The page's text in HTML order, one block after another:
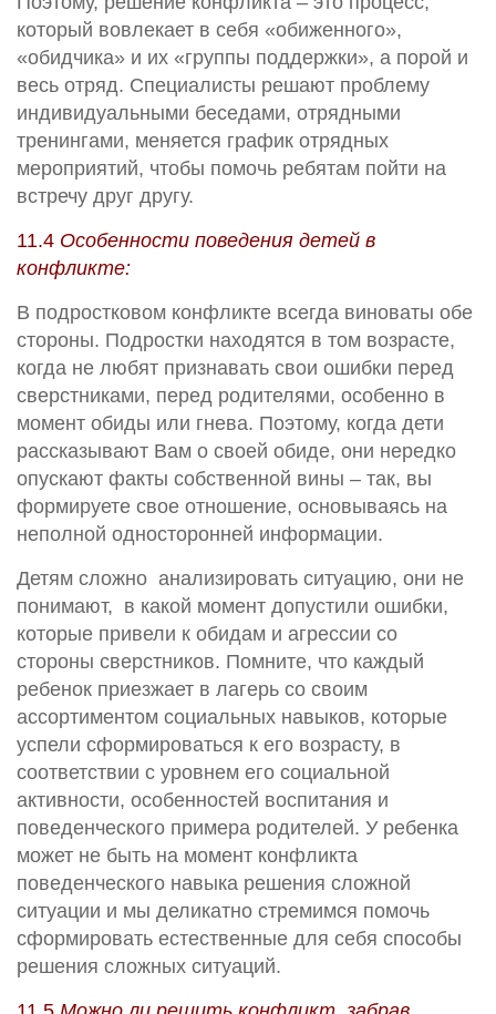
который вовлекает в себя «обиженного»,
«обидчика» и их «группы поддержки», а порой и
весь отряд. Специалисты решают проблему
индивидуальными беседами, отрядными
тренингами, меняется график отрядных
мероприятий, чтобы помочь ребятам пойти на
встречу друг другу.
11.4 Особенности поведения детей в
конфликте:
В подростковом конфликте всегда виноваты обе
стороны. Подростки находятся в том возрасте,
когда не любят признавать свои ошибки перед
сверстниками, перед родителями, особенно в
момент обиды или гнева. Поэтому, когда дети
рассказывают Вам о своей обиде, они нередко
опускают факты собственной вины – так, вы
формируете свое отношение, основываясь на
неполной односторонней информации.
Детям сложно анализировать ситуацию, они не
понимают, в какой момент допустили ошибки,
которые привели к обидам и агрессии со
стороны сверстников. Помните, что каждый
ребенок приезжает в лагерь со своим
ассортиментом социальных навыков, которые
успели сформироваться к его возрасту, в
соответствии с уровнем его социальной
активности, особенностей воспитания и
поведенческого примера родителей. У ребенка
может не быть на момент конфликта
поведенческого навыка решения сложной
ситуации и мы деликатно стремимся помочь
сформировать естественные для себя способы
решения сложных ситуаций.